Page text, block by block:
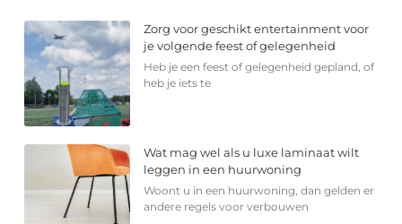
Zorg voor geschikt entertainment voor
je volgende feest of gelegenheid
Heb je een feest of gelegenheid gepland, of
heb je iets te
Wat mag wel als u luxe laminaat wilt
leggen in een huurwoning
Woont u in een huurwoning, dan gelden er
andere regels voor verbouwen